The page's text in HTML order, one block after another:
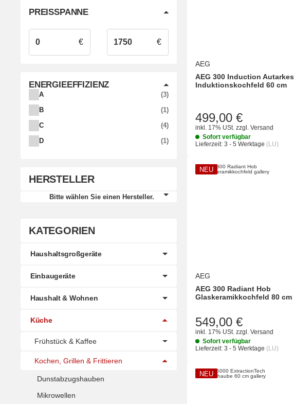
AEG
AEG 300 Induction Autarkes
Induktionskochfeld 60 cm
499,00 €
inkl. 17% USt. zzgl. Versand
Sofort verfügbar
Lieferzeit: 3 - 5 Werktage (LU)
NEU
AEG
AEG 300 Radiant Hob
Glaskeramikkochfeld 80 cm
549,00 €
inkl. 17% USt. zzgl. Versand
Sofort verfügbar
Lieferzeit: 3 - 5 Werktage (LU)
NEU
PREISSPANNE
€ €
ENERGIEEFFIZIENZ
A 3
ARTIKEL GEFUNDEN
B 1
ARTIKEL GEFUNDEN
C 4
ARTIKEL GEFUNDEN
D 1
ARTIKEL GEFUNDEN
HERSTELLER
Bitte wählen Sie einen Hersteller.
KATEGORIEN
Haushaltsgroßgeräte
Einbaugeräte
Haushalt & Wohnen
Küche
Frühstück & Kaffee
Kochen, Grillen & Frittieren
Dunstabzugshauben
Mikrowellen